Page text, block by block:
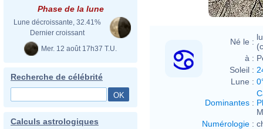
Phase de la lune
Lune décroissante, 32.41%
Dernier croissant
Mer. 12 août 17h37 T.U.
Recherche de célébrité
Calculs astrologiques
Né le :
à :
Soleil :
Lune :
Dominantes :
Numérologie :